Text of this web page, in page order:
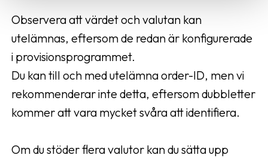
Observera att värdet och valutan kan
utelämnas, eftersom de redan är konfigurerade
i provisionsprogrammet.
Du kan till och med utelämna order-ID, men vi
rekommenderar inte detta, eftersom dubbletter
kommer att vara mycket svåra att identifiera.
Om du stöder flera valutor kan du sätta upp